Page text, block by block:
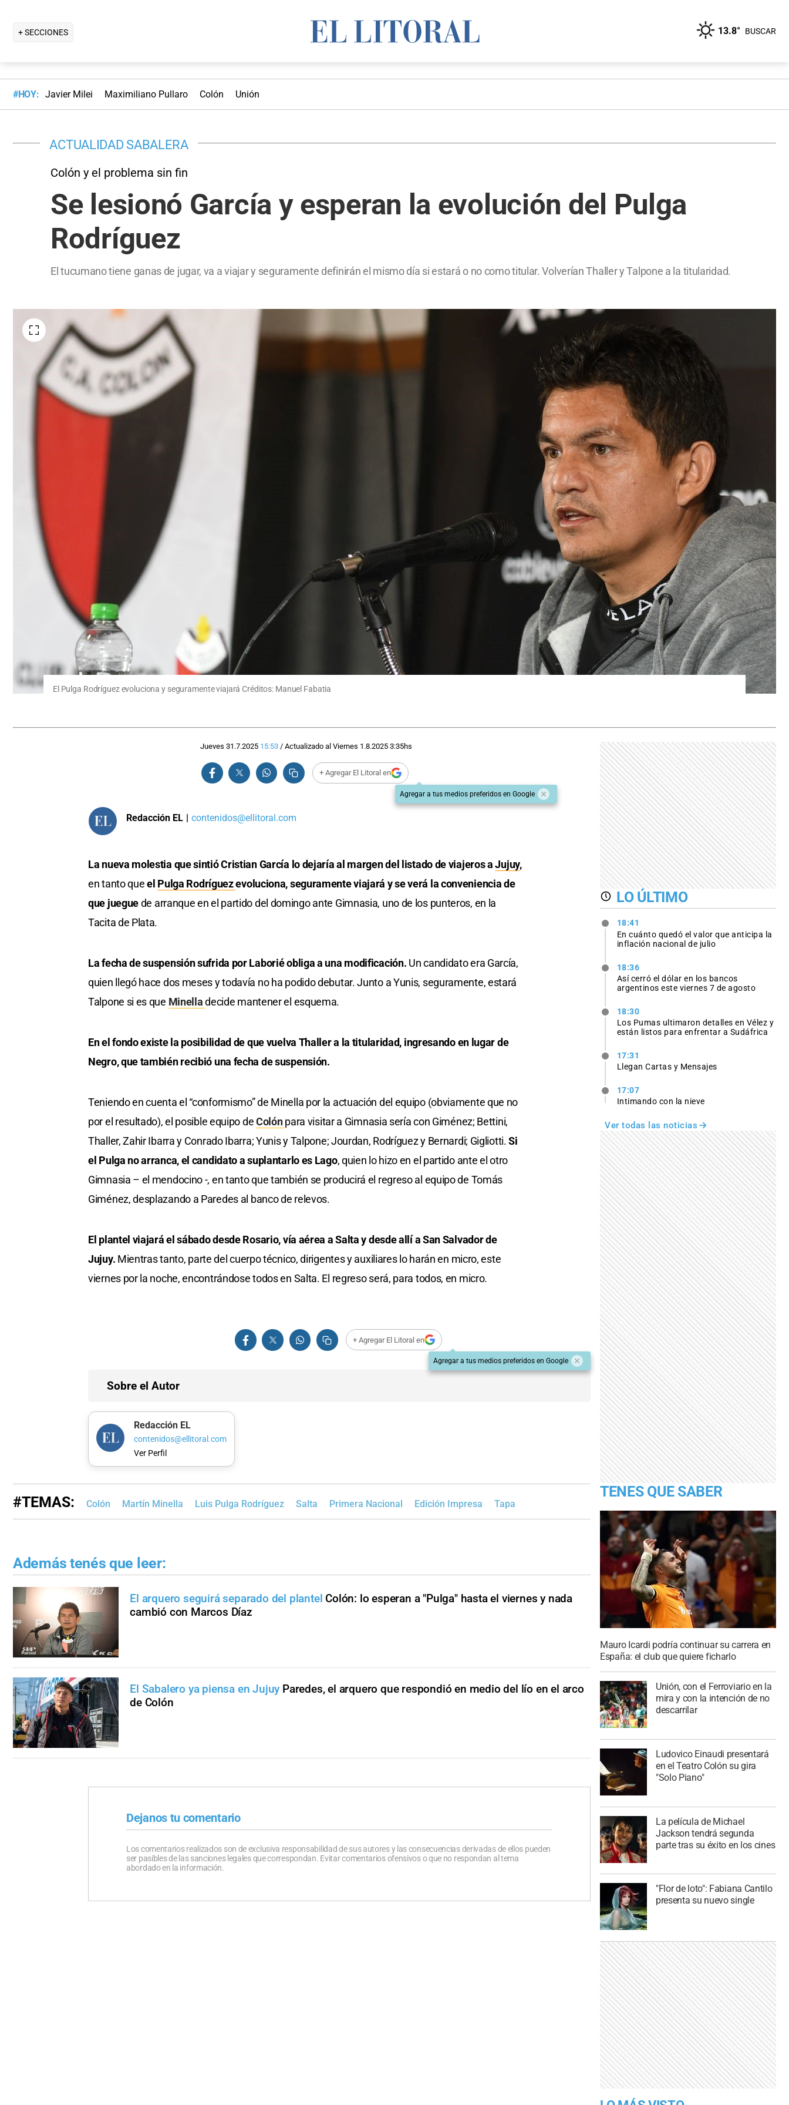
+ SECCIONES 13.8° BUSCAR
#HOY: Javier Milei Maximiliano Pullaro Colón Unión
ACTUALIDAD SABALERA
Colón y el problema sin fin
Se lesionó García y esperan la evolución del Pulga
Rodríguez
El tucumano tiene ganas de jugar, va a viajar y seguramente definirán el mismo día si estará o no como titular. Volverían Thaller y Talpone a la titularidad.
El Pulga Rodríguez evoluciona y seguramente viajará Créditos: Manuel Fabatia
Jueves 31.7.2025 15:53/ Actualizado al Viernes 1.8.2025 3:35hs
+ Agregar El Litoral en
Agregar a tus medios preferidos en Google
Redacción EL | contenidos@ellitoral.com
La nueva molestia que sintió Cristian García lo dejaría al margen del listado de viajeros aJujuy,
en tanto queel Pulga Rodríguezevoluciona, seguramente viajará y se verá la conveniencia de
que jueguede arranque en el partido del domingo ante Gimnasia, uno de los punteros, en la
Tacita de Plata.
La fecha de suspensión sufrida por Laborié obliga a una modificación. Un candidato era García,
quien llegó hace dos meses y todavía no ha podido debutar. Junto a Yunis, seguramente, estará
Talpone si es que Minelladecide mantener el esquema.
En el fondo existe la posibilidad de que vuelva Thaller a la titularidad, ingresando en lugar de
Negro, que también recibió una fecha de suspensión.
Teniendo en cuenta el “conformismo” de Minella por la actuación del equipo (obviamente que no
por el resultado), el posible equipo deColónpara visitar a Gimnasia sería con Giménez; Bettini,
Thaller, Zahir Ibarra y Conrado Ibarra; Yunis y Talpone; Jourdan, Rodríguez y Bernardi; Gigliotti.Si
el Pulga no arranca, el candidato a suplantarlo es Lago, quien lo hizo en el partido ante el otro
Gimnasia – el mendocino -, en tanto que también se producirá el regreso al equipo de Tomás
Giménez, desplazando a Paredes al banco de relevos.
El plantel viajará el sábado desde Rosario, vía aérea a Salta y desde allí a San Salvador de
Jujuy. Mientras tanto, parte del cuerpo técnico, dirigentes y auxiliares lo harán en micro, este
viernes por la noche, encontrándose todos en Salta. El regreso será, para todos, en micro.
+ Agregar El Litoral en
Agregar a tus medios preferidos en Google
Sobre el Autor
Redacción EL
contenidos@ellitoral.com
Ver Perfil
#TEMAS: Colón Martín Minella Luis Pulga Rodríguez Salta Primera Nacional Edición Impresa Tapa
Además tenés que leer:
El arquero seguirá separado del plantel Colón: lo esperan a "Pulga" hasta el viernes y nada
cambió con Marcos Díaz
El Sabalero ya piensa en Jujuy Paredes, el arquero que respondió en medio del lío en el arco
de Colón
Dejanos tu comentario
Los comentarios realizados son de exclusiva responsabilidad de sus autores y las consecuencias derivadas de ellos pueden
ser pasibles de las sanciones legales que correspondan. Evitar comentarios ofensivos o que no respondan al tema
abordado en la información.
LO ÚLTIMO
18:41
En cuánto quedó el valor que anticipa la
inflación nacional de julio
18:36
Así cerró el dólar en los bancos
argentinos este viernes 7 de agosto
18:30
Los Pumas ultimaron detalles en Vélez y
están listos para enfrentar a Sudáfrica
17:31
Llegan Cartas y Mensajes
17:07
Intimando con la nieve
Ver todas las noticias
TENES QUE SABER
Mauro Icardi podría continuar su carrera en
España: el club que quiere ficharlo
Unión, con el Ferroviario en la
mira y con la intención de no
descarrilar
Ludovico Einaudi presentará
en el Teatro Colón su gira
"Solo Piano"
La película de Michael
Jackson tendrá segunda
parte tras su éxito en los cines
"Flor de loto": Fabiana Cantilo
presenta su nuevo single